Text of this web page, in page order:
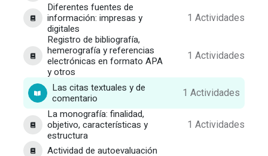
Diferentes fuentes de
información: impresas y
digitales
1 Actividades
Registro de bibliografía,
hemerografía y referencias
electrónicas en formato APA
y otros
1 Actividades
Las citas textuales y de
comentario
1 Actividades
La monografía: finalidad,
objetivo, características y
estructura
1 Actividades
Actividad de autoevaluación